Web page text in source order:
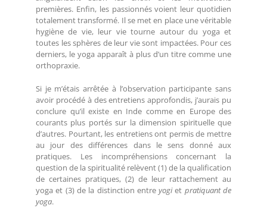
premières. Enfin, les passionnés voient leur quotidien
totalement transformé. Il se met en place une véritable
hygiène de vie, leur vie tourne autour du yoga et
toutes les sphères de leur vie sont impactées. Pour ces
derniers, le yoga apparaît à plus d’un titre comme une
orthopraxie.
Si je m’étais arrêtée à l’observation participante sans
avoir procédé à des entretiens approfondis, j’aurais pu
conclure qu’il existe en Inde comme en Europe des
courants plus portés sur la dimension spirituelle que
d’autres. Pourtant, les entretiens ont permis de mettre
au jour des différences dans le sens donné aux
pratiques. Les incompréhensions concernant la
question de la spiritualité relèvent (1) de la qualification
de certaines pratiques, (2) de leur rattachement au
yoga et (3) de la distinction entreyogiet pratiquant de
yoga.